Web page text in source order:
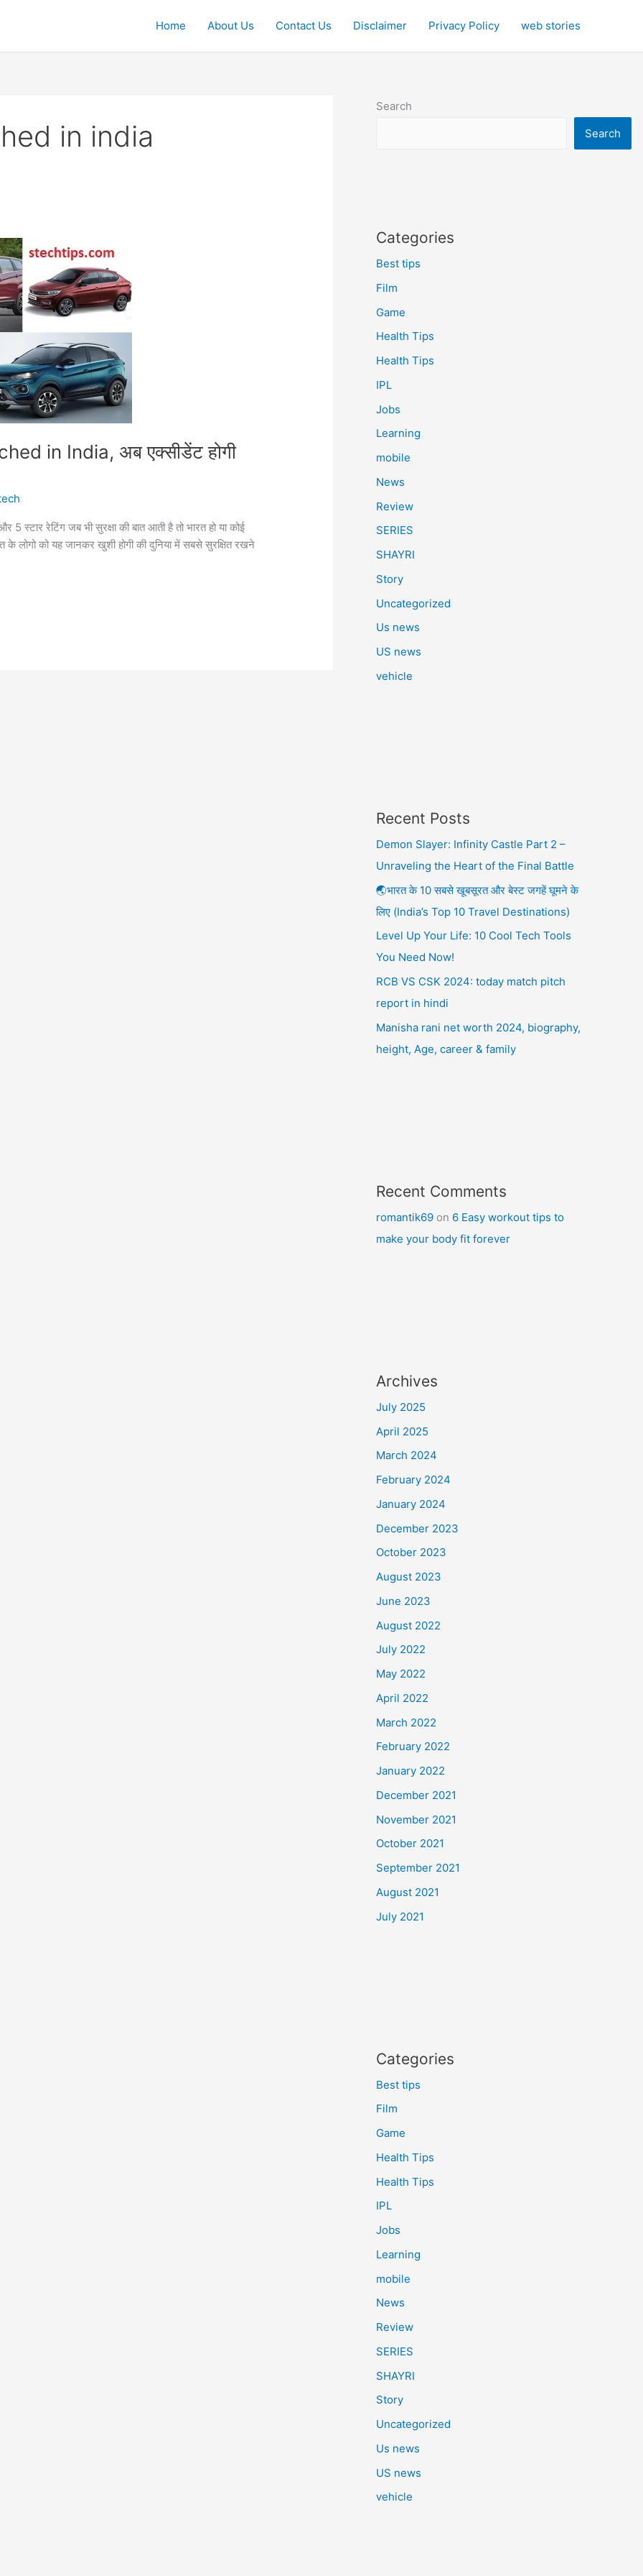
Home About Us Contact Us Disclaimer Privacy Policy web stories
in india
in India, अब एक्सीडेंट होगी
5 स्टार रेटिंग जब भी सुरक्षा की बात आती है तो भारत हो या कोई
लोगो को यह जानकर खुशी होगी की दुनिया में सबसे सुरक्षित रखने
Search
Search
Categories
Best tips
Film
Game
Health Tips
Health Tips
IPL
Jobs
Learning
mobile
News
Review
SERIES
SHAYRI
Story
Uncategorized
Us news
US news
vehicle
Recent Posts
Demon Slayer: Infinity Castle Part 2 –
Unraveling the Heart of the Final Battle
🌏भारत के 10 सबसे खूबसूरत और बेस्ट जगहें घूमने के
लिए (India’s Top 10 Travel Destinations)
Level Up Your Life: 10 Cool Tech Tools
You Need Now!
RCB VS CSK 2024: today match pitch
report in hindi
Manisha rani net worth 2024, biography,
height, Age, career & family
Recent Comments
romantik69 on 6 Easy workout tips to
make your body fit forever
Archives
July 2025
April 2025
March 2024
February 2024
January 2024
December 2023
October 2023
August 2023
June 2023
August 2022
July 2022
May 2022
April 2022
March 2022
February 2022
January 2022
December 2021
November 2021
October 2021
September 2021
August 2021
July 2021
Categories
Best tips
Film
Game
Health Tips
Health Tips
IPL
Jobs
Learning
mobile
News
Review
SERIES
SHAYRI
Story
Uncategorized
Us news
US news
vehicle